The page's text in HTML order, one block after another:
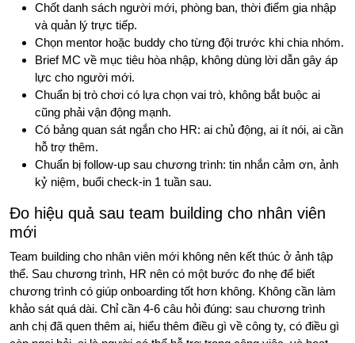
Chốt danh sách người mới, phòng ban, thời điểm gia nhập
và quản lý trực tiếp.
Chọn mentor hoặc buddy cho từng đội trước khi chia nhóm.
Brief MC về mục tiêu hòa nhập, không dùng lời dẫn gây áp
lực cho người mới.
Chuẩn bị trò chơi có lựa chọn vai trò, không bắt buộc ai
cũng phải vận động mạnh.
Có bảng quan sát ngắn cho HR: ai chủ động, ai ít nói, ai cần
hỗ trợ thêm.
Chuẩn bị follow-up sau chương trình: tin nhắn cảm ơn, ảnh
kỷ niệm, buổi check-in 1 tuần sau.
Đo hiệu quả sau team building cho nhân viên
mới
Team building cho nhân viên mới không nên kết thúc ở ảnh tập
thể. Sau chương trình, HR nên có một bước đo nhẹ để biết
chương trình có giúp onboarding tốt hơn không. Không cần làm
khảo sát quá dài. Chỉ cần 4-6 câu hỏi đúng: sau chương trình
anh chị đã quen thêm ai, hiểu thêm điều gì về công ty, có điều gì